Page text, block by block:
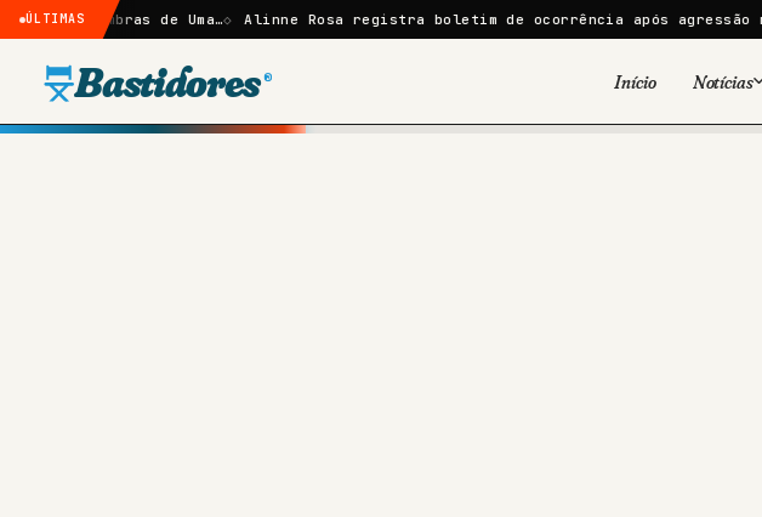
ÚLTIMAS
de Uma… Alinne Rosa registra boletim de ocorrência após agressão no Fortal
Bastidores ® Início Notícias